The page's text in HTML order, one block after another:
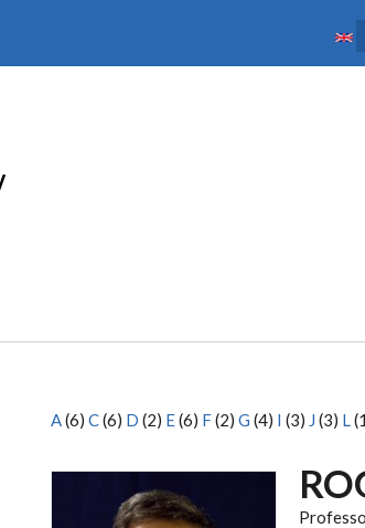
A(6) C(6) D (2) E(6) F(2) G (4) I (3) J (3) L